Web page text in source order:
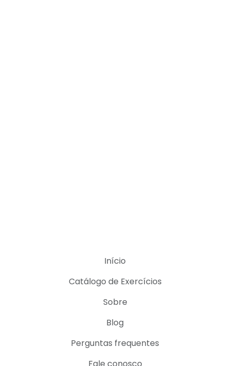
Início
Catálogo de Exercícios
Sobre
Blog
Perguntas frequentes